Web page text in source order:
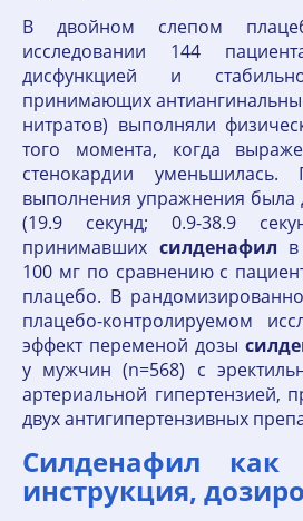
В двойном слепом
исследовании 144
дисфункцией и
принимающих
нитратов) выполняли
того момента, когда
стенокардии уменьшилась.
выполнения упражнения была
(19.9 секунд; 0.9-38.9
принимавших силденафил
100 мг по сравнению с
плацебо. В
плацебо-контролируемом
эффект переменой дозы
у мужчин (n=568) с
артериальной гипертензией,
двух антигипертензивных
Силденафил как
инструкция,